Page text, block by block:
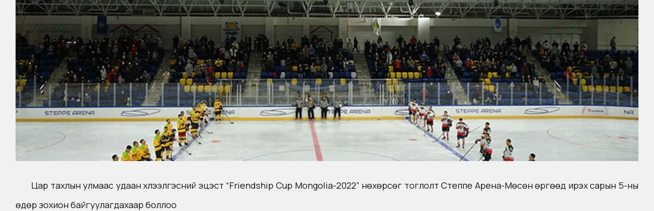
Цар тахлын улмаас удаан хүлээлгэсний эцэст “Friendship Cup Mongolia-2022” нөхөрсөг тоглолт Степпе Арена-Мөсөн өргөөд ирэх сарын 5-ны
өдөр зохион байгуулагдахаар боллоо